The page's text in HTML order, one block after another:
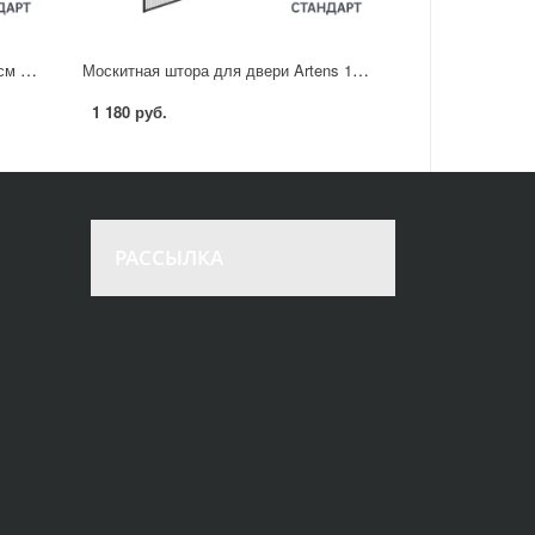
Москитная штора Artens 100x100 см белый Москитная штора для двери Artens 150x230 см с магнитами черная
1 180 руб.